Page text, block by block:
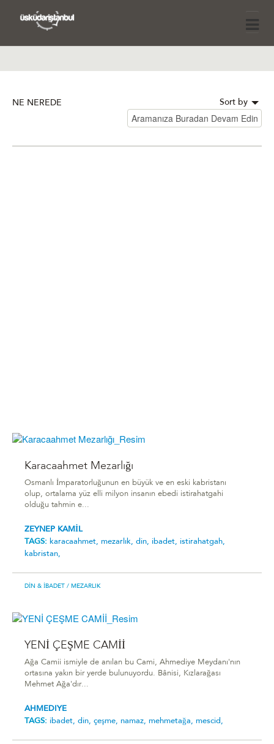
NE NEREDE Sort by
Karacaahmet Mezarlığı
Osmanlı İmparatorluğunun en büyük ve en eski kabristanı
olup, ortalama yüz elli milyon insanın ebedi istirahatgahi
olduğu tahmin e...
ZEYNEP KAMİL
TAGS: karacaahmet, mezarlık, din, ibadet, istirahatgah,
kabristan,
DIN & İBADET / MEZARLIK
YENİ ÇEŞME CAMİİ
Ağa Camii ismiyle de anılan bu Cami, Ahmediye Meydanı'nın
ortasına yakın bir yerde bulunuyordu. Bânisi, Kızlarağası
Mehmet Ağa'dır...
AHMEDIYE
TAGS: ibadet, din, çeşme, namaz, mehmetağa, mescid,